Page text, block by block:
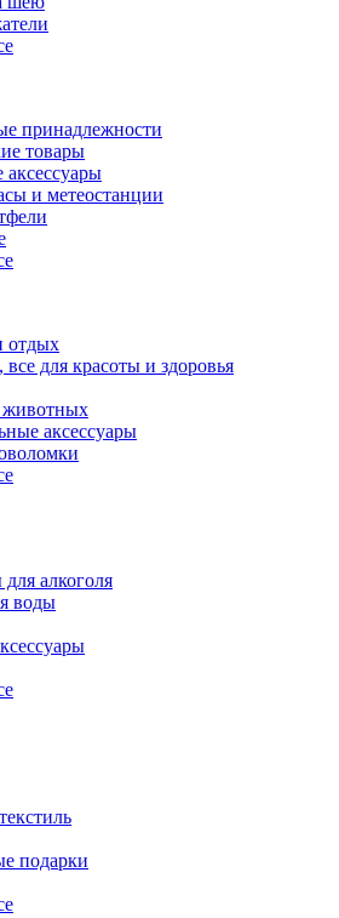
принадлежности
товары
и метеостанции
отдых
для красоты и здоровья
животных
аксессуары
алкоголя
воды
подарки